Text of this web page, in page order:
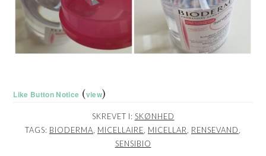
Like Button Notice (view)
SKREVET I: SKØNHED
TAGS: BIODERMA, MICELLAIRE, MICELLAR, RENSEVAND,
SENSIBIO